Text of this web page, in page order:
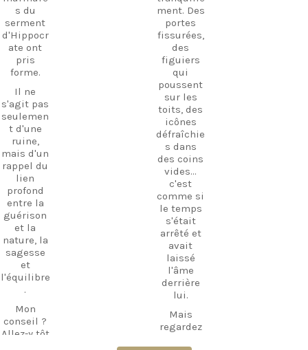
Kos.
Promenez
-vous
parmi les
ruines,
visitez le
petit
musée et
découvrez
l'hospitali
té
authentiq
ue de l'île
dans un
lieu où
l'histoire
et la
tradition
se
rencontre
nt.
Si vous
recherche
z une
expérienc
e qui va
au-delà
Suivez-
nous et
commenc
ez dès
aujourd’h
ui à
planifier
votre
prochaine
aventure !
#Kos
#VisitKos
#KosIslan
d
#GreekIsl
ands
#TravelGr
eece
Découvrir
Kos
Trésors
cachés
Vie à la
plage Vie
insulaire
Guide de
voyage
s du
serment
d'Hippocr
ate ont
pris
forme.
Il ne
s'agit pas
seulemen
t d'une
ruine,
mais d'un
rappel du
lien
profond
entre la
guérison
et la
nature, la
sagesse
et
l'équilibre
.
Mon
conseil ?
Allez-y tôt
ment. Des
portes
fissurées,
des
figuiers
qui
poussent
sur les
toits, des
icônes
défraîchie
s dans
des coins
vides...
c'est
comme si
le temps
s'était
arrêté et
avait
laissé
l'âme
derrière
lui.
Mais
regardez